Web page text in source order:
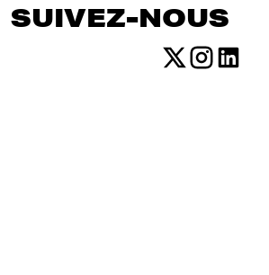
SUIVEZ-NOUS